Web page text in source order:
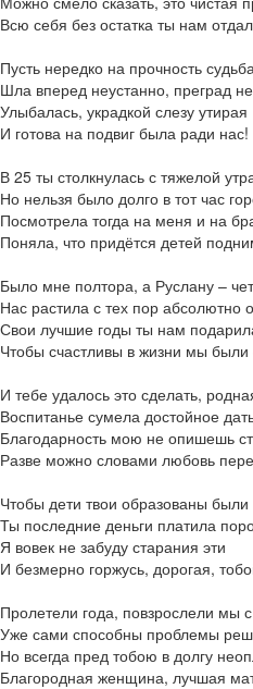
Всю себя без остатка ты нам
Пусть нередко на прочность
Шла вперед неустанно, преград
Улыбалась, украдкой слезу утирая
И готова на подвиг была ради нас!
В 25 ты столкнулась с тяжелой
Но нельзя было долго в тот час
Посмотрела тогда на меня и на
Поняла, что придётся детей
Было мне полтора, а Руслану –
Нас растила с тех пор абсолютно
Свои лучшие годы ты нам
Чтобы счастливы в жизни мы были
И тебе удалось это сделать,
Воспитанье сумела достойное
Благодарность мою не опишешь
Разве можно словами любовь
Чтобы дети твои образованы были
Ты последние деньги платила
Я вовек не забуду старания эти
И безмерно горжусь, дорогая,
Пролетели года, повзрослели мы
Уже сами способны проблемы
Но всегда пред тобою в долгу
Благородная женщина, лучшая